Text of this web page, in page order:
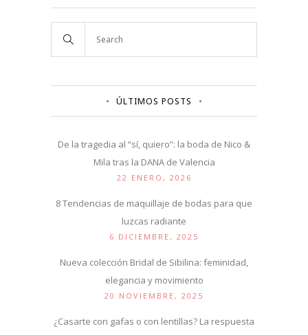
ÚLTIMOS POSTS
De la tragedia al “sí, quiero”: la boda de Nico &
Mila tras la DANA de Valencia
22 ENERO, 2026
8 Tendencias de maquillaje de bodas para que
luzcas radiante
6 DICIEMBRE, 2025
Nueva colección Bridal de Sibilina: feminidad,
elegancia y movimiento
20 NOVIEMBRE, 2025
¿Casarte con gafas o con lentillas? La respuesta